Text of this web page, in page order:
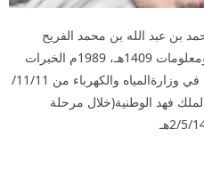
بن عبد الله بن محمد الفريح
المؤهل العلمي: بكالوريوس مكتبات ومعلومات 1409هـ، 1989م الخبرات
العملية:• خدمات حسابات المشتركين في وزارةالمياه والكهرباء من 11/11/
• مكتبة الملك فهد الوطنية(خلال مرحلة